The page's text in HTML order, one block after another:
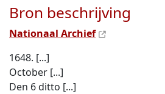
Bron beschrijving
Nationaal Archief
1648. [...]
October [...]
Den 6 ditto [...]